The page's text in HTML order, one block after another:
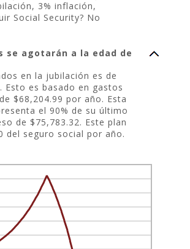
3% inflación,
Social Security? No
se agotarán a la edad de
en la jubilación es de
Esto es basado en gastos
$68,204.99 por año. Esta
el 90% de su último
de $75,783.32. Este plan
del seguro social por año.